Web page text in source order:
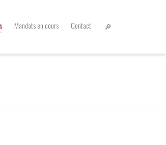
Mandats en cours Contact